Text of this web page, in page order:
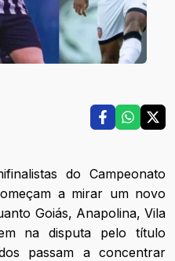
do Campeonato
a mirar um novo
Goiás, Anapolina, Vila
na disputa pelo título
passam a concentrar